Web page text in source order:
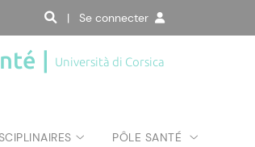
| Se connecter
| Università di Corsica
PÔLE SANTÉ